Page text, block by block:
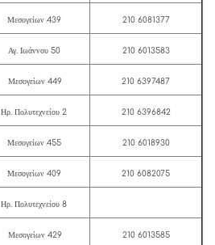
Μεσογείων 439 210 6081377
Αγ. Ιωάννου 50 210 6013583
Μεσογείων 449 210 6397487
Ηρ. Πολυτεχνείου 2 210 6396842
Μεσογείων 455 210 6018930
Μεσογείων 409 210 6082075
Ηρ. Πολυτεχνείου 8
Μεσογείων 429 210 6013585